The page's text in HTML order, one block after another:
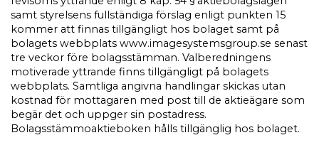
samt styrelsens fullständiga förslag enligt punkten 15
kommer att finnas tillgängligt hos bolaget samt på
bolagets webbplats www.imagesystemsgroup.se senast
tre veckor före bolagsstämman. Valberedningens
motiverade yttrande finns tillgängligt på bolagets
webbplats. Samtliga angivna handlingar skickas utan
kostnad för mottagaren med post till de aktieägare som
begär det och uppger sin postadress.
Bolagsstämmoaktieboken hålls tillgänglig hos bolaget.